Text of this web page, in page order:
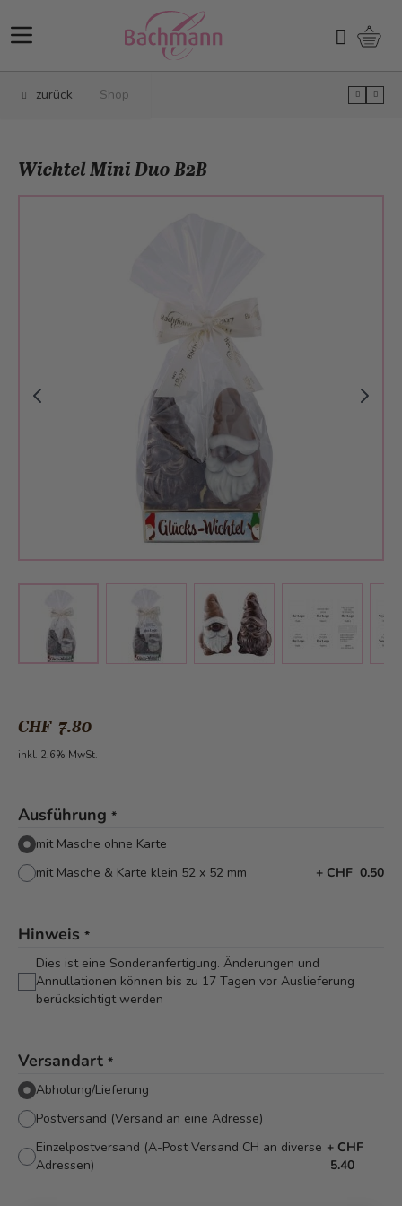
Suchen
zurück Shop
Wichtel Mini Duo B2B
View larger imageView larger image
CHF 7.80
inkl. 2.6% MwSt.
Ausführung *
mit Masche ohne Karte
mit Masche & Karte klein 52 x 52 mm
+ CHF 0.50
Hinweis *
Dies ist eine Sonderanfertigung. Änderungen und
Annullationen können bis zu 17 Tagen vor Auslieferung
berücksichtigt werden
Versandart *
Abholung/Lieferung
Postversand (Versand an eine Adresse)
Einzelpostversand (A-Post Versand CH an diverse
Adressen)
+ CHF
5.40